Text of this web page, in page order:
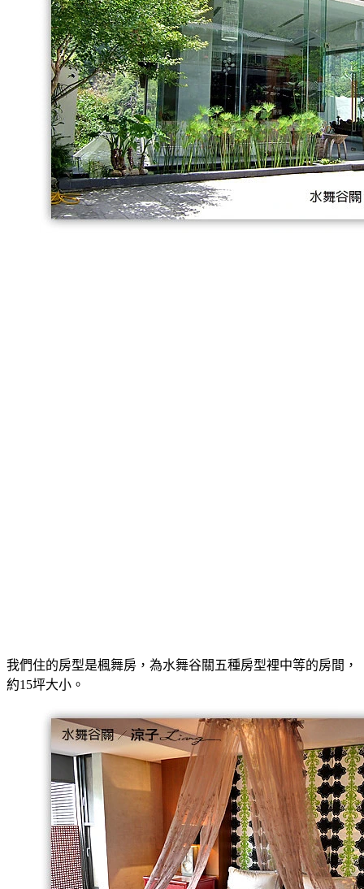
我們住的房型是楓舞房，為水舞谷關五種房型裡中等的房間，
約15坪大小。